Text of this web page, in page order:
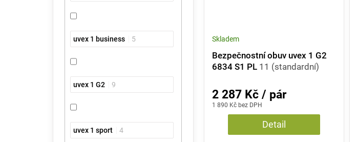
uvex 1 business 5
uvex 1 G2 9
uvex 1 sport 4
Bezpečnostní obuv uvex 1 G2
6834 S1 PL 11 (standardní)
Skladem
1 890 Kč bez DPH
2 287 Kč / pár
Detail